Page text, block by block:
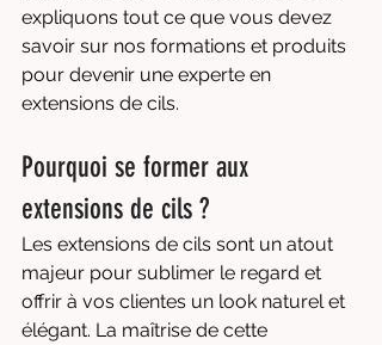
expliquons tout ce que vous devez
savoir sur nos formations et produits
pour devenir une experte en
extensions de cils.
Pourquoi se former aux
extensions de cils ?
Les extensions de cils sont un atout
majeur pour sublimer le regard et
offrir à vos clientes un look naturel et
élégant. La maîtrise de cette